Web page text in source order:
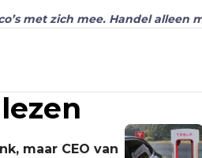
met zich mee. Handel alleen
maar CEO van